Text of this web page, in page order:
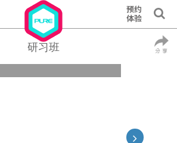
研习班